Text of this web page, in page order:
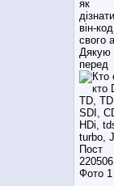
як
він-код
свого
Дякую
перед